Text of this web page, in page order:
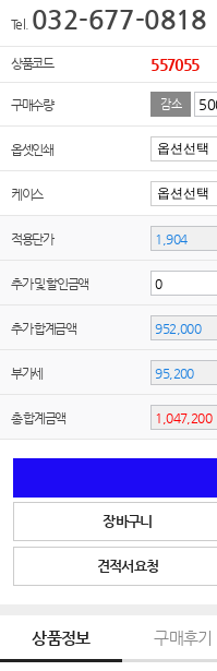
Tel. 032-677-0818
상품코드 557055
구매수량 감소
옵셋인쇄
케이스
적용단가
추가 및 할인금액
추가 합계금액
부가세
총 합계금액
장바구니
견적서요청
상품정보 구매후기